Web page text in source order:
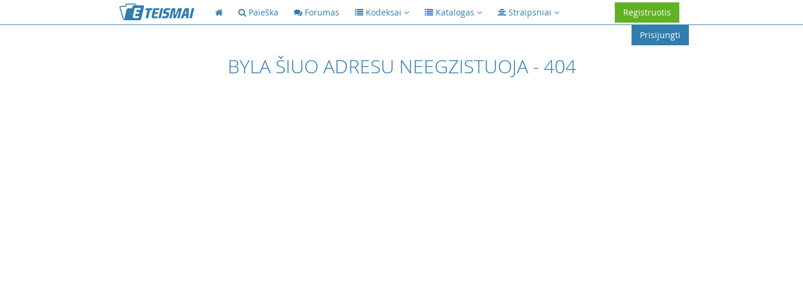
Paieška Forumas Kodeksai Katalogas Straipsniai
Registruotis
Prisijungti
BYLA ŠIUO ADRESU NEEGZISTUOJA - 404